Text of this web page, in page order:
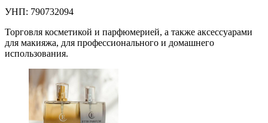
УНП: 790732094
Торговля косметикой и парфюмерией, а также аксессуарами
для макияжа, для профессионального и домашнего
использования.